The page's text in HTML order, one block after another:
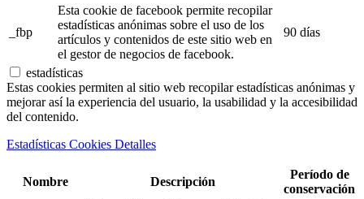
_fbp
Esta cookie de facebook permite recopilar
estadísticas anónimas sobre el uso de los
artículos y contenidos de este sitio web en
el gestor de negocios de facebook.
90 días
estadísticas
Estas cookies permiten al sitio web recopilar estadísticas anónimas y
mejorar así la experiencia del usuario, la usabilidad y la accesibilidad
del contenido.
Estadísticas Cookies Detalles
Nombre Descripción
Período de
conservación